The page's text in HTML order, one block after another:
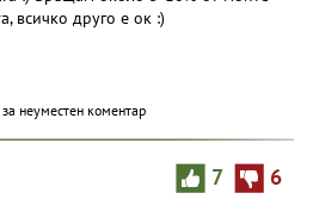
всичко друго е ок :)
неуместен коментар
7 6